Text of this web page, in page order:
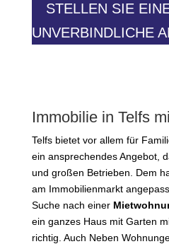
STELLEN SIE
UNVERBINDLICHE
Immobilie in Telfs
Telfs bietet vor allem für
ein ansprechendes Angebot,
und großen Betrieben. Dem
am Immobilienmarkt
Suche nach einer
ein ganzes Haus mit Garten
richtig. Auch Neben